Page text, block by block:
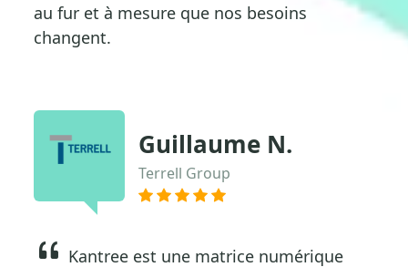
au fur et à mesure que nos besoins
changent.
Guillaume N.
Terrell Group
Kantree est une matrice numérique